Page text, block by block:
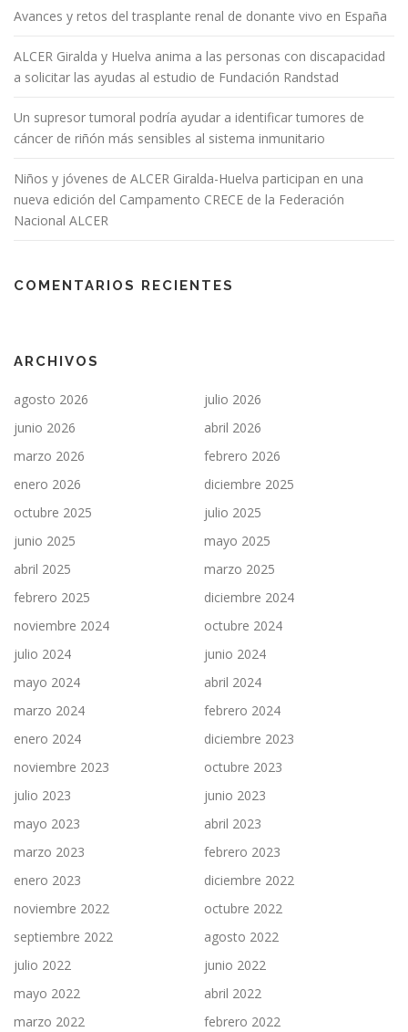
Avances y retos del trasplante renal de donante vivo en España
ALCER Giralda y Huelva anima a las personas con discapacidad
a solicitar las ayudas al estudio de Fundación Randstad
Un supresor tumoral podría ayudar a identificar tumores de
cáncer de riñón más sensibles al sistema inmunitario
Niños y jóvenes de ALCER Giralda-Huelva participan en una
nueva edición del Campamento CRECE de la Federación
Nacional ALCER
COMENTARIOS RECIENTES
ARCHIVOS
agosto 2026
julio 2026
junio 2026
abril 2026
marzo 2026
febrero 2026
enero 2026
diciembre 2025
octubre 2025
julio 2025
junio 2025
mayo 2025
abril 2025
marzo 2025
febrero 2025
diciembre 2024
noviembre 2024
octubre 2024
julio 2024
junio 2024
mayo 2024
abril 2024
marzo 2024
febrero 2024
enero 2024
diciembre 2023
noviembre 2023
octubre 2023
julio 2023
junio 2023
mayo 2023
abril 2023
marzo 2023
febrero 2023
enero 2023
diciembre 2022
noviembre 2022
octubre 2022
septiembre 2022
agosto 2022
julio 2022
junio 2022
mayo 2022
abril 2022
marzo 2022
febrero 2022